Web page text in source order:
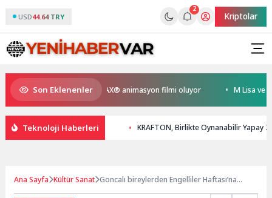
USD44.64 TRY
2
Kriptolar
Son Eklenenler
Kral Türkiye’nin ilk IMAX® animasyon filmi oluyor M Lisa ve
Teknoloji Haberleri KRAFTON, Birlikte Oynanabilir Yapay
Ana Sayfa Kültür Sanat Goncalı bireylerden Engelliler Haftası’na